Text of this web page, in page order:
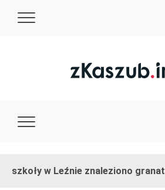
szkoły w Leźnie znaleziono granat!